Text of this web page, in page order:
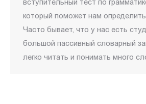
вступительный тест по
который поможет нам
Часто бывает, что у нас есть
большой пассивный словарный
легко читать и понимать много